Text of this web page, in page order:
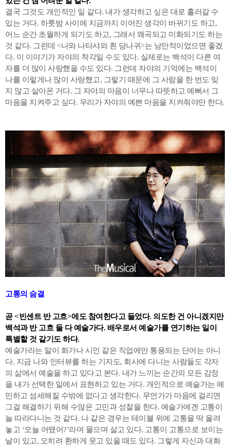
결국 그것도 개인적인 일 같다. 내가 생각하고 싶은 대로 흘러갈 수
있는 거다. 하룻밤 사이에 지금까지 이어진 생각이 바뀌기도 하고,
어느 순간 초월하게 되기도 하고, 그래서 왜곡되고 미화되기도 하는
것 같다. 그런데 <나와 나타샤와 흰 당나귀>는 낭만적이었으면 좋겠
다. 이 이야기가 자야의 착각일 수도 있다. 실제로는 백석이 다른 여
자를 더 많이 사랑했을 수도 있다. 그런데 자야의 기억에는 백석이
나를 이렇게나 많이 사랑했고, 그렇기 때문에 그 사람을 한 번도 잊
지 않고 살아온 거다. 그 자야의 마음이 너무나 따뜻하고 예뻐서 그
마음을 지켜주고 싶다. 우리가 자야의 예쁜 마음을 지켜줘야만 한다.
고통의 숨결
곧 <빈센트 반 고흐>에도 참여한다고 들었다. 의도한 건 아니겠지만
백석과 반 고흐 둘 다 예술가다. 배우로서 예술가를 연기하는 일이
특별할 것 같기도 하다.
예술가라는 말이 화가나 시인 같은 직업에만 통용되는 단어는 아니
다. 지금 나와 인터뷰를 하는 기자도, 회사에 다니는 사람들도 각자
의 삶에서 예술을 하고 있다고 본다. 내가 느끼는 순간의 모든 감정
을 내가 선택한 일에서 표현하고 있는 거다. 개인적으로 예술가는 예
민하고 섬세해질 수밖에 없다고 생각한다. 무언가가 마음에 걸리면
그걸 해결하기 위해 수많은 고민과 성찰을 한다. 예술가에겐 고통이
늘 따라다니는 것 같다. 나 같은 경우는 테이블 위에 고통을 딱 올려
놓고 ‘오늘 어땠어?’라며 물으며 살고 있다. 고통이 고통으로 보이는
날이 있고, 오히려 환하게 웃고 있을 때도 있다. 그렇게 자신과 대화